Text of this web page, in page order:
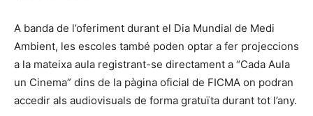
A banda de l’oferiment durant el Dia Mundial de Medi
Ambient, les escoles també poden optar a fer projeccions
a la mateixa aula registrant-se directament a “Cada Aula
un Cinema” dins de la pàgina oficial de FICMA on podran
accedir als audiovisuals de forma gratuïta durant tot l’any.